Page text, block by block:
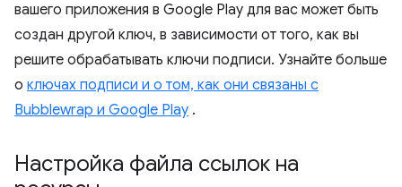
вашего приложения в Google Play для вас может быть
создан другой ключ, в зависимости от того, как вы
решите обрабатывать ключи подписи. Узнайте больше
о ключах подписи и о том, как они связаны с
Bubblewrap и Google Play .
Настройка файла ссылок на